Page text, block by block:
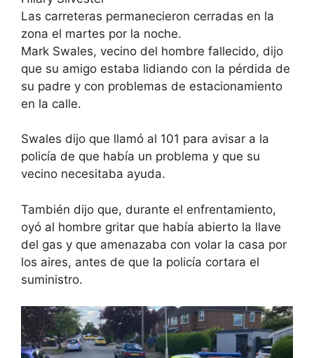
Las carreteras permanecieron cerradas en la
zona el martes por la noche.
Mark Swales, vecino del hombre fallecido, dijo
que su amigo estaba lidiando con la pérdida de
su padre y con problemas de estacionamiento
en la calle.
Swales dijo que llamó al 101 para avisar a la
policía de que había un problema y que su
vecino necesitaba ayuda.
También dijo que, durante el enfrentamiento,
oyó al hombre gritar que había abierto la llave
del gas y que amenazaba con volar la casa por
los aires, antes de que la policía cortara el
suministro.